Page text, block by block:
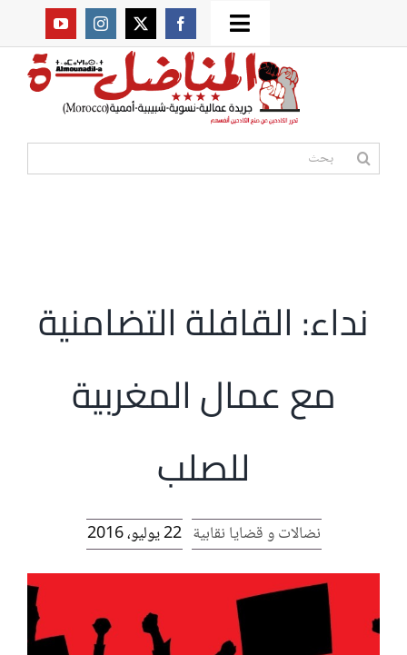
to
Toggle
Navigation
من نحن؟
مقالات
البحث
نداء: القافلة التضامنية
مع عمال المغربية
للصلب
نضالات و قضايا نقابية 22 يوليو، 2016